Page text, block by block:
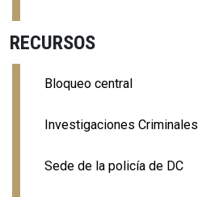
RECURSOS
Bloqueo central
Investigaciones Criminales
Sede de la policía de DC